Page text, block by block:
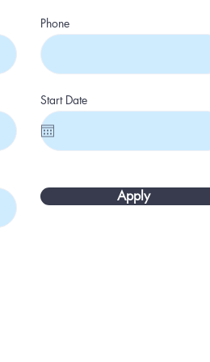
Phone
Start Date
Apply